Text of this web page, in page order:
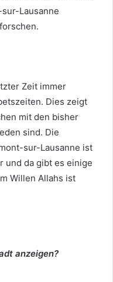
Lausanne
Zeit immer
Dies zeigt
mit den bisher
sind. Die
sur-Lausanne ist
und da gibt es einige
Willen Allahs ist
anzeigen?